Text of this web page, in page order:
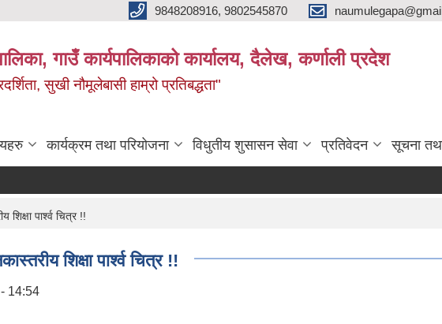
9848208916, 9802545870
गाउँ कार्यपालिकाको कार्यालय, दैलेख, कर्णाली प्रदेश
सुखी नौमूलेबासी हाम्रो प्रतिबद्धता"
कार्यक्रम तथा परियोजना विधुतीय शुसासन सेवा प्रतिवेदन सूचना
पार्श्व चित्र !!
शिक्षा पार्श्व चित्र !!
14:54